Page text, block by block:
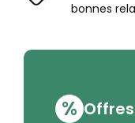
bonnes
%